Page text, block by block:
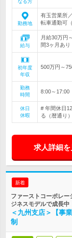
なる方
勤務地
有玉営業所
転車通勤可
給与
月給30万円
間3ヶ月あり
初年度
年収
500万円～
勤務
時間
8:00～17:00
休日
休暇
# 年間休日
る（暦通り
求人詳細を
新着
ファーストコーポレ
ジネスモデルで成長中
＜九州支店＞【事
制